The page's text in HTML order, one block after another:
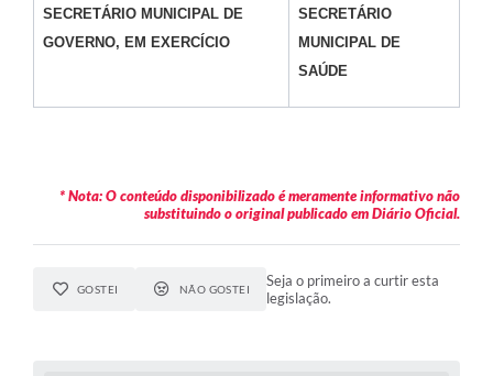
SECRETÁRIO MUNICIPAL DE
GOVERNO, EM EXERCÍCIO
SECRETÁRIO
MUNICIPAL DE
SAÚDE
* Nota: O conteúdo disponibilizado é meramente informativo não
substituindo o original publicado em Diário Oficial.
GOSTEI NÃO GOSTEI
Seja o primeiro a curtir esta
legislação.